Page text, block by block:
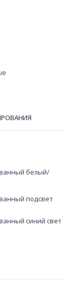
белый/
подсвет
синий свет